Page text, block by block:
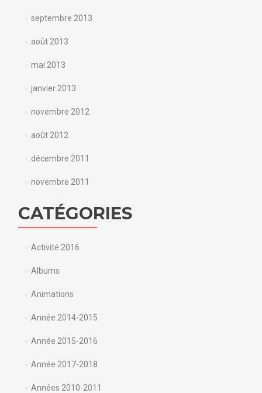
septembre 2013
août 2013
mai 2013
janvier 2013
novembre 2012
août 2012
décembre 2011
novembre 2011
CATÉGORIES
Activité 2016
Albums
Animations
Année 2014-2015
Année 2015-2016
Année 2017-2018
Années 2010-2011